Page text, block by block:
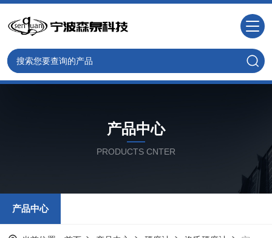
产品中心
PRODUCTS CNTER
产品中心